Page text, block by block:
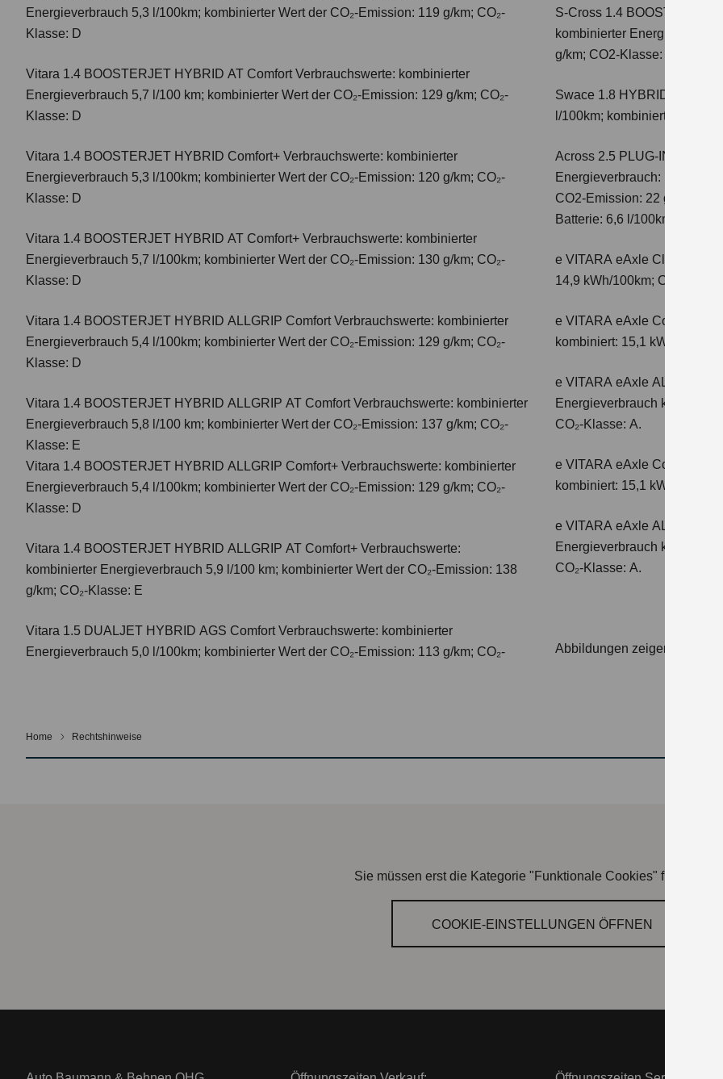
Energieverbrauch 5,3 l/100km; kombinierter Wert der CO₂-Emission: 119 g/km; CO₂-
Klasse: D
Vitara 1.4 BOOSTERJET HYBRID AT ComfortVerbrauchswerte: kombinierter
Energieverbrauch 5,7 l/100 km; kombinierter Wert der CO₂-Emission: 129 g/km; CO₂-
Klasse: D
Vitara 1.4 BOOSTERJET HYBRID Comfort+ Verbrauchswerte: kombinierter
Energieverbrauch 5,3 l/100km; kombinierter Wert der CO₂-Emission: 120 g/km; CO₂-
Klasse: D
Vitara 1.4 BOOSTERJET HYBRID AT Comfort+ Verbrauchswerte: kombinierter
Energieverbrauch 5,7 l/100km; kombinierter Wert der CO₂-Emission: 130 g/km; CO₂-
Klasse: D
Vitara 1.4 BOOSTERJET HYBRID ALLGRIP ComfortVerbrauchswerte: kombinierter
Energieverbrauch 5,4 l/100km; kombinierter Wert der CO₂-Emission: 129 g/km; CO₂-
Klasse: D
Vitara 1.4 BOOSTERJET HYBRID ALLGRIP AT ComfortVerbrauchswerte: kombinierter
Energieverbrauch 5,8 l/100 km; kombinierter Wert der CO₂-Emission: 137 g/km; CO₂-
Klasse: E
Vitara 1.4 BOOSTERJET HYBRID ALLGRIP Comfort+ Verbrauchswerte: kombinierter
Energieverbrauch 5,4 l/100km; kombinierter Wert der CO₂-Emission: 129 g/km; CO₂-
Klasse: D
Vitara 1.4 BOOSTERJET HYBRID ALLGRIP AT Comfort+ Verbrauchswerte:
kombinierter Energieverbrauch 5,9 l/100 km; kombinierter Wert der CO₂-Emission: 138
g/km; CO₂-Klasse: E
Vitara 1.5 DUALJET HYBRID AGS ComfortVerbrauchswerte: kombinierter
Energieverbrauch 5,0 l/100km; kombinierter Wert der CO₂-Emission: 113 g/km; CO₂-
S-Cross 1.4 BOOSTERJET
kombinierter
g/km; CO2-Klasse: E
Swace 1.8 HYBRID CVT
l/100km; kombinierter Wert
Across 2.5 PLUG-IN
Energieverbrauch: 17,1kWh/
CO2-Emission: 22 g/km;
Batterie: 6,6 l/100km; CO2-
e VITARA eAxle Club (49
14,9 kWh/100km; CO₂-
e VITARA eAxle Comfort (61
kombiniert: 15,1 kWh/
e VITARA eAxle ALLGRIP-e
Energieverbrauch
CO₂-Klasse: A.
e VITARA eAxle Comfort+
kombiniert: 15,1 kWh/
e VITARA eAxle ALLGRIP-e
Energieverbrauch
CO₂-Klasse: A.
Abbildungen zeigen
Home Rechtshinweise
Sie müssen erst die Kategorie "Funktionale Cookies" freischalten.
COOKIE‑EINSTELLUNGEN ÖFFNEN